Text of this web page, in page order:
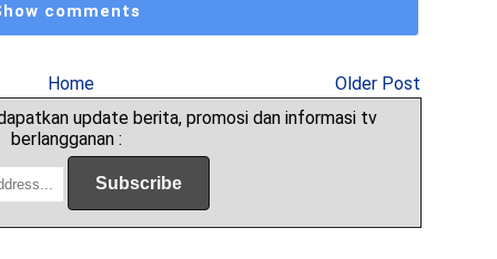
comments
Home
Older Post
update berita, promosi dan informasi tv
berlangganan :